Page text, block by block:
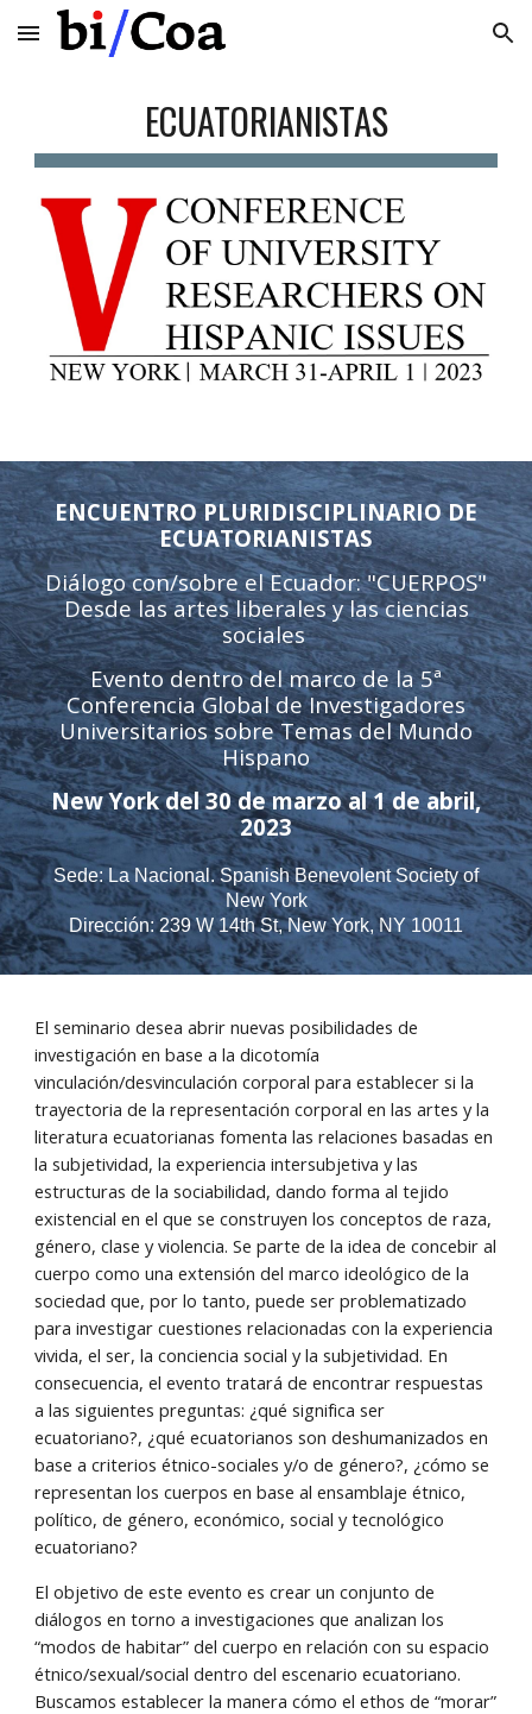
Skip to main content Skip to navigation
ECUATORIANISTAS
ENCUENTRO PLURIDISCIPLINARIO DE
ECUATORIANISTAS
Diálogo con/sobre el Ecuador: "CUERPOS"
Desde las artes liberales y las ciencias
sociales
Evento dentro del marco de la 5ª
Conferencia Global de Investigadores
Universitarios sobre Temas del Mundo
Hispano
New York del 30 de marzo al 1 de abril,
2023
Sede: La Nacional. Spanish Benevolent Society of
New York
Dirección: 239 W 14th St, New York, NY 10011
El seminario desea abrir nuevas posibilidades de
investigación en base a la dicotomía
vinculación/desvinculación corporal para establecer si la
trayectoria de la representación corporal en las artes y la
literatura ecuatorianas fomenta las relaciones basadas en
la subjetividad, la experiencia intersubjetiva y las
estructuras de la sociabilidad, dando forma al tejido
existencial en el que se construyen los conceptos de raza,
género, clase y violencia. Se parte de la idea de concebir al
cuerpo como una extensión del marco ideológico de la
sociedad que, por lo tanto, puede ser problematizado
para investigar cuestiones relacionadas con la experiencia
vivida, el ser, la conciencia social y la subjetividad. En
consecuencia, el evento tratará de encontrar respuestas
a las siguientes preguntas: ¿qué significa ser
ecuatoriano?, ¿qué ecuatorianos son deshumanizados en
base a criterios étnico-sociales y/o de género?, ¿cómo se
representan los cuerpos en base al ensamblaje étnico,
político, de género, económico, social y tecnológico
ecuatoriano?
El objetivo de este evento es crear un conjunto de
diálogos en torno a investigaciones que analizan los
“modos de habitar” del cuerpo en relación con su espacio
étnico/sexual/social dentro del escenario ecuatoriano.
Buscamos establecer la manera cómo el ethos de “morar”